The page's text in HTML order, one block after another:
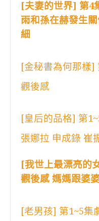
[夫妻的世界] 第4
雨和孫在赫發生
細
[金秘書為何那樣]
觀後感
[皇后的品格] 第
張娜拉 申成錄 崔
[我世上最漂亮的
觀後感 媽媽跟婆
[老男孩] 第1~5集